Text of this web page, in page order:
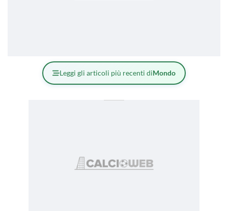
Leggi gli articoli più recenti diMondo